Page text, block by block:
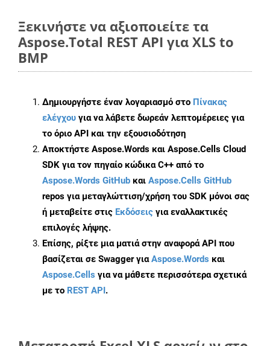
Ξεκινήστε να αξιοποιείτε τα
Aspose.Total REST API για XLS to
BMP
Δημιουργήστε έναν λογαριασμό στο Πίνακας
ελέγχου για να λάβετε δωρεάν λεπτομέρειες για
το όριο API και την εξουσιοδότηση
Αποκτήστε Aspose.Words και Aspose.Cells Cloud
SDK για τον πηγαίο κώδικα C++ από το
Aspose.Words GitHub και Aspose.Cells GitHub
repos για μεταγλώττιση/χρήση του SDK μόνοι σας
ή μεταβείτε στις Εκδόσεις για εναλλακτικές
επιλογές λήψης.
Επίσης, ρίξτε μια ματιά στην αναφορά API που
βασίζεται σε Swagger γιαAspose.Words και
Aspose.Cells για να μάθετε περισσότερα σχετικά
με το REST API.